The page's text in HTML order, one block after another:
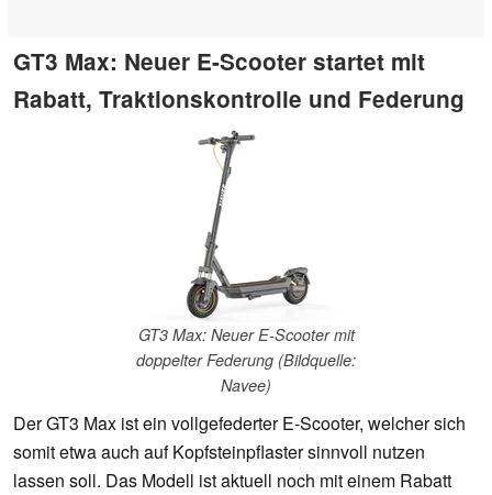
GT3 Max: Neuer E-Scooter startet mit
Rabatt, Traktionskontrolle und Federung
GT3 Max: Neuer E-Scooter mit
doppelter Federung (Bildquelle:
Navee)
Der GT3 Max ist ein vollgefederter E-Scooter, welcher sich
somit etwa auch auf Kopfsteinpflaster sinnvoll nutzen
lassen soll. Das Modell ist aktuell noch mit einem Rabatt